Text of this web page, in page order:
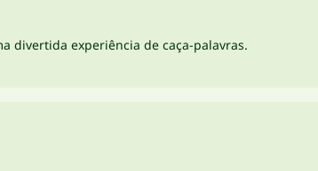
divertida experiência de caça-palavras.